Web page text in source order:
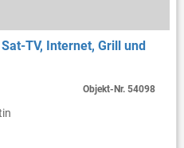
TV, Internet, Grill und
Objekt-Nr.54098